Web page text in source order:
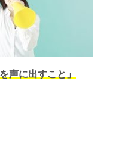
声に出すこと」